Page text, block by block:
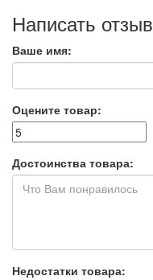
Написать отзыв
Ваше имя:
Оцените товар:
Достоинства товара:
Недостатки товара: